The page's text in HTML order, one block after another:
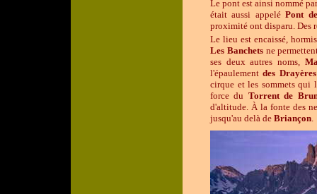
Le pont est ainsi nommé
était aussi appeléPont
proximité ont disparu. Des
Le lieu est encaissé,
Les Banchetsne
ses deux autres noms,
l'épaulementdes Drayères
cirque et les sommets
force du Torrent de
d'altitude. À la fonte des
jusqu'au delà de Briançon.